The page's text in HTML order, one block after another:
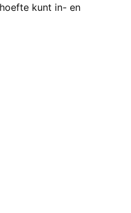
kunt in- en